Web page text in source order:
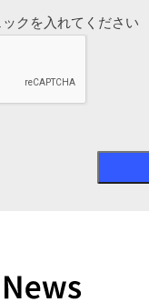
クを入れてください